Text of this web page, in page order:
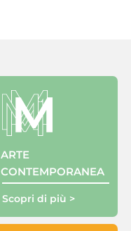
ARTE
CONTEMPORANEA
Scopri di più >